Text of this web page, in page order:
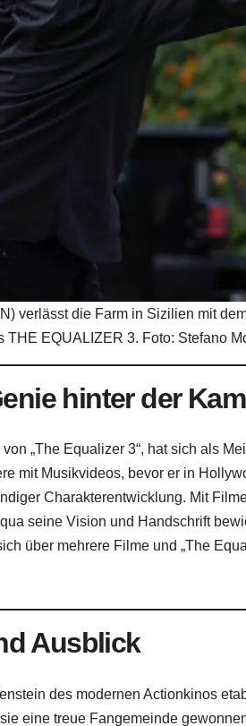
verlässt die Farm in Sizilien mit
THE EQUALIZER 3. Foto: Stefano
hinter der
„The Equalizer 3“, hat sich als
mit Musikvideos, bevor er in
Charakterentwicklung. Mit
seine Vision und Handschrift
über mehrere Filme und „The
Ausblick
des modernen Actionkinos
eine treue Fangemeinde